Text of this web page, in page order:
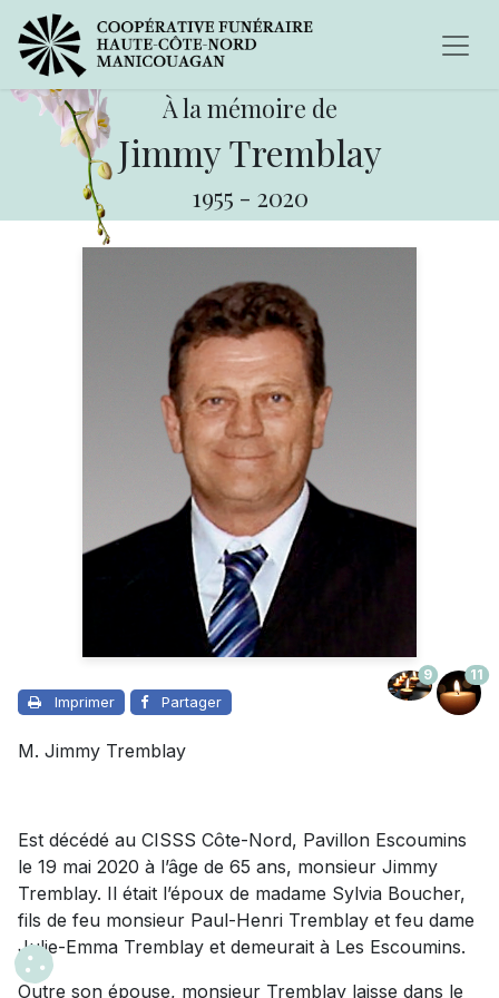
À la mémoire de
Jimmy Tremblay
1955 - 2020
Imprimer Partager
9 11
M. Jimmy Tremblay
Est décédé au CISSS Côte-Nord, Pavillon Escoumins
le 19 mai 2020 à l’âge de 65 ans, monsieur Jimmy
Tremblay. Il était l’époux de madame Sylvia Boucher,
fils de feu monsieur Paul-Henri Tremblay et feu dame
Julie-Emma Tremblay et demeurait à Les Escoumins.
Outre son épouse, monsieur Tremblay laisse dans le